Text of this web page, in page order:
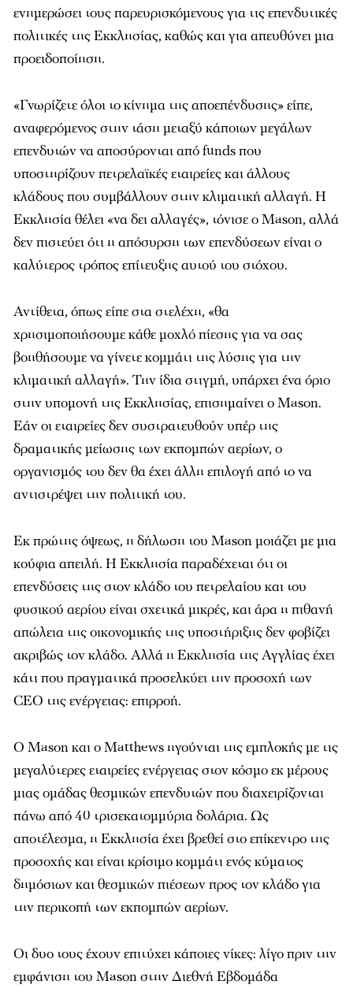
ενημερώσει τους παρευρισκόμενους για τις επενδυτικές
πολιτικές της Εκκλησίας, καθώς και για απευθύνει μια
προειδοποίηση.
«Γνωρίζετε όλοι το κίνημα της αποεπένδυσης» είπε,
αναφερόμενος στην τάση μεταξύ κάποιων μεγάλων
επενδυτών να αποσύρονται από funds που
υποστηρίζουν πετρελαϊκές εταιρείες και άλλους
κλάδους που συμβάλλουν στην κλιματική αλλαγή. Η
Εκκλησία θέλει «να δει αλλαγές», τόνισε ο Mason, αλλά
δεν πιστεύει ότι η απόσυρση των επενδύσεων είναι ο
καλύτερος τρόπος επίτευξης αυτού του στόχου.
Αντίθετα, όπως είπε στα στελέχη, «θα
χρησιμοποιήσουμε κάθε μοχλό πίεσης για να σας
βοηθήσουμε να γίνετε κομμάτι της λύσης για την
κλιματική αλλαγή». Την ίδια στιγμή, υπάρχει ένα όριο
στην υπομονή της Εκκλησίας, επισημαίνει ο Mason.
Εάν οι εταιρείες δεν συστρατευθούν υπέρ της
δραματικής μείωσης των εκπομπών αερίων, ο
οργανισμός του δεν θα έχει άλλη επιλογή από το να
αντιστρέψει την πολιτική του.
Εκ πρώτης όψεως, η δήλωση του Mason μοιάζει με μια
κούφια απειλή. Η Εκκλησία παραδέχεται ότι οι
επενδύσεις της στον κλάδο του πετρελαίου και του
φυσικού αερίου είναι σχετικά μικρές, και άρα η πιθανή
απώλεια της οικονομικής της υποστήριξης δεν φοβίζει
ακριβώς τον κλάδο. Αλλά η Εκκλησία της Αγγλίας έχει
κάτι που πραγματικά προσελκύει την προσοχή των
CEO της ενέργειας: επιρροή.
Ο Mason και ο Matthews ηγούνται της εμπλοκής με τις
μεγαλύτερες εταιρείες ενέργειας στον κόσμο εκ μέρους
μιας ομάδας θεσμικών επενδυτών που διαχειρίζονται
πάνω από 40 τρισεκατομμύρια δολάρια. Ως
αποτέλεσμα, η Εκκλησία έχει βρεθεί στο επίκεντρο της
προσοχής και είναι κρίσιμο κομμάτι ενός κύματος
δημόσιων και θεσμικών πιέσεων προς τον κλάδο για
την περικοπή των εκπομπών αερίων.
Οι δυο τους έχουν επιτύχει κάποιες νίκες: λίγο πριν την
εμφάνιση του Mason στην Διεθνή Εβδομάδα